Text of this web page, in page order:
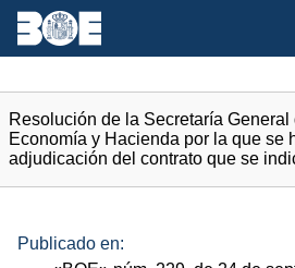
Resolución de la Secretaría
Economía y Hacienda por la que se
adjudicación del contrato que se
Publicado en: